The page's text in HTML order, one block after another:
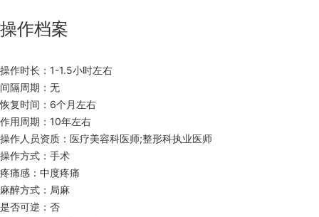
操作档案
操作时长：1-1.5小时左右
间隔周期：无
恢复时间：6个月左右
作用周期：10年左右
操作人员资质：医疗美容科医师;整形科执业医师
操作方式：手术
疼痛感：中度疼痛
麻醉方式：局麻
是否可逆：否